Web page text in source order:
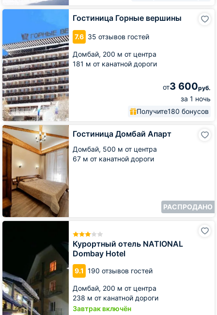
Гостиница Горные вершины
7.6 35 отзывов гостей
Домбай, 200 м от центра
181 м от канатной дороги
от3 600руб.
за 1 ночь
Получите180 бонусов
Гостиница
Гостиница Домбай Апарт
Домбай, 500 м от центра
67 м от канатной дороги
РАСПРОДАНО
Гостиница
Домбай
Апарт
Курортный отель NATIONAL
Dombay Hotel
9.1 190 отзывов гостей
Домбай, 200 м от центра
238 м от канатной дороги
Завтрак включён
Курортный